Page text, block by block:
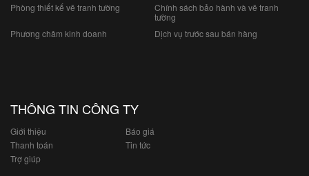
Phòng thiết kế vẽ tranh tường
Chính sách bảo hành và vẽ tranh
tường
Phương châm kinh doanh
Dịch vụ trước sau bán hàng
THÔNG TIN CÔNG TY
Giới thiệu
Báo giá
Thanh toán
Tin tức
Trợ giúp